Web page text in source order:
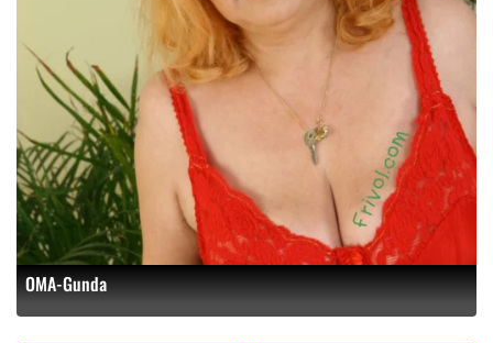
OMA-Gunda